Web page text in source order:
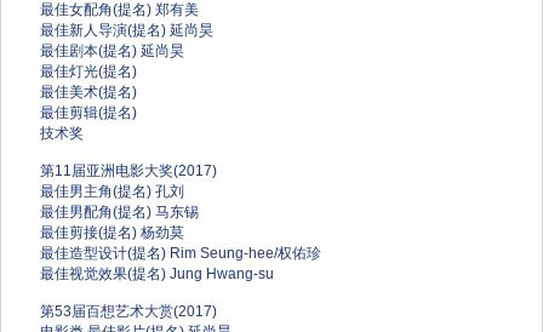
最佳女配角(提名) 郑有美
最佳新人导演(提名) 延尚昊
最佳剧本(提名) 延尚昊
最佳灯光(提名)
最佳美术(提名)
最佳剪辑(提名)
技术奖
第11届亚洲电影大奖(2017)
最佳男主角(提名) 孔刘
最佳男配角(提名) 马东锡
最佳剪接(提名) 杨劲莫
最佳造型设计(提名) Rim Seung-hee/权佑珍
最佳视觉效果(提名) Jung Hwang-su
第53届百想艺术大赏(2017)